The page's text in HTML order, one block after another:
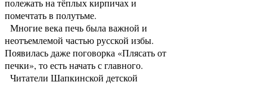
полежать на тёплых кирпичах и
помечтать в полутьме.
Многие века печь была важной и
неотъемлемой частью русской избы.
Появилась даже поговорка «Плясать от
печки», то есть начать с главного.
Читатели Шапкинской детской